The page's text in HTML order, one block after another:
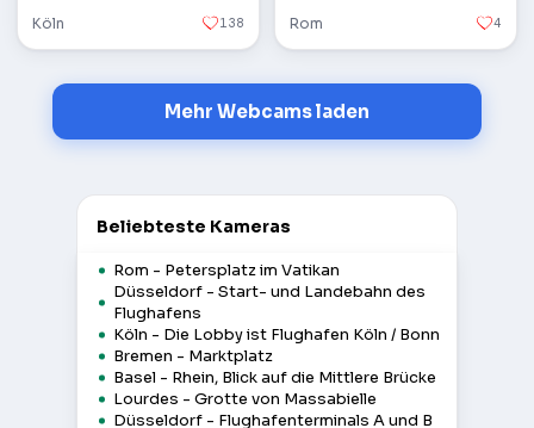
Köln 138 Rom 4
Mehr Webcams laden
Beliebteste Kameras
Rom - Petersplatz im Vatikan
Düsseldorf - Start- und Landebahn des
Flughafens
Köln - Die Lobby ist Flughafen Köln / Bonn
Bremen - Marktplatz
Basel - Rhein, Blick auf die Mittlere Brücke
Lourdes - Grotte von Massabielle
Düsseldorf - Flughafenterminals A und B